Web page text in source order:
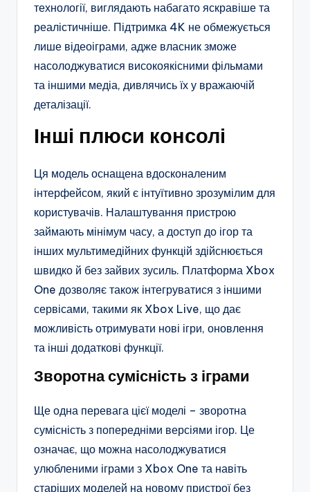
технології, виглядають набагато яскравіше та
реалістичніше. Підтримка 4K не обмежується
лише відеоіграми, адже власник зможе
насолоджуватися високоякісними фільмами
та іншими медіа, дивлячись їх у вражаючій
деталізації.
Інші плюси консолі
Ця модель оснащена вдосконаленим
інтерфейсом, який є інтуїтивно зрозумілим для
користувачів. Налаштування пристрою
займають мінімум часу, а доступ до ігор та
інших мультимедійних функцій здійснюється
швидко й без зайвих зусиль. Платформа Xbox
One дозволяє також інтегруватися з іншими
сервісами, такими як Xbox Live, що дає
можливість отримувати нові ігри, оновлення
та інші додаткові функції.
Зворотна сумісність з іграми
Ще одна перевага цієї моделі – зворотна
сумісність з попередніми версіями ігор. Це
означає, що можна насолоджуватися
улюбленими іграми з Xbox One та навіть
старіших моделей на новому пристрої без